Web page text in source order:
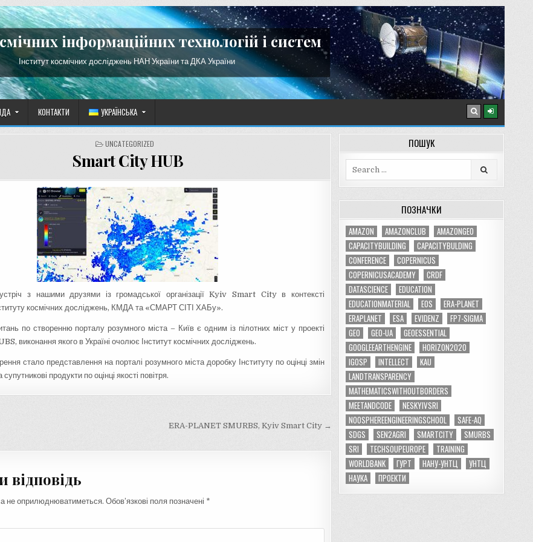
інформаційних технологій і систем
Інститут космічних досліджень НАН України та ДКА України
КОНТАКТИ УКРАЇНСЬКА
POSTED
UNCATEGORIZED
Smart City HUB
з нашими друзями із громадської організації Kyiv Smart City в контексті
космічних досліджень, КМДА та «СМАРТ СІТІ ХАБу».
по створенню порталу розумного міста – Київ є одним із пілотних міст у проекті
виконання якого в Україні очолює Інститут космічних досліджень.
стало представлення на порталі розумного міста доробку Інституту по оцінці змін
продукти по оцінці якості повітря.
ERA-PLANET SMURBS, Kyiv Smart City →
не оприлюднюватиметься. Обов’язкові поля позначені *
ПОШУК
ПОЗНАЧКИ
AMAZON AMAZONCLUB
AMAZONGEO
CAPACITYBUILDING
CAPACITYBULDING
CONFERENCE
COPERNICUS
COPERNICUSACADEMY
CRDF
DATASCIENCE
EDUCATION
EDUCATIONMATERIAL
EOS
ERA-PLANET
ERAPLANET
ESA EVIDENZ
FP7-SIGMA
GEO
GEO-UA
GEOESSENTIAL
GOOGLEEARTHENGINE
HORIZON2020
IGOSP
INTELLECT
KAU
LANDTRANSPARENCY
MATHEMATICSWITHOUTBORDERS
MEETANDCODE
NESKYIVSRI
NOOSPHEREENGINEERINGSCHOOL
SAFE-AQ
SDGS
SEN2AGRI SMARTCITY
SMURBS
SRI
TECHSOUPEUROPE
TRAINING
WORLDBANK
ГУРТ НАНУ-УНТЦ
УНТЦ
НАУКА
ПРОЕКТИ